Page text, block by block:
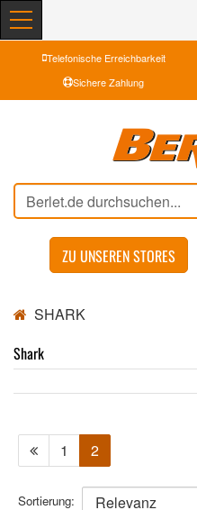
Telefonische Erreichbarkeit
Sichere Zahlung
ZU UNSEREN STORES
SHARK
Shark
1 2
Sortierung: